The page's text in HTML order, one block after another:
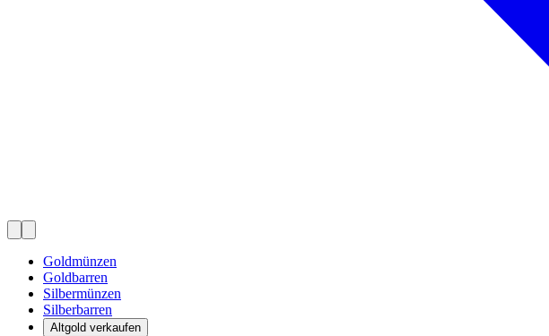
Goldmünzen
Goldbarren
Silbermünzen
Silberbarren
Altgold verkaufen